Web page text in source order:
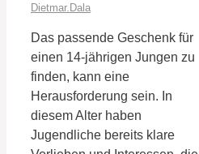
Dietmar.Dala
Das passende Geschenk für
einen 14-jährigen Jungen zu
finden, kann eine
Herausforderung sein. In
diesem Alter haben
Jugendliche bereits klare